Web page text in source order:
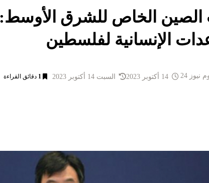
الصين الخاص للشرق
الإنسانية لفلسطين
24 السبت 14 أكتوبر 2023 1 دقائق القراءة